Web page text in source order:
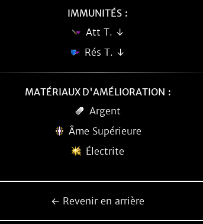
IMMUNITÉS :
Att T. ↓
Rés T. ↓
MATÉRIAUX D'AMÉLIORATION :
Argent
Âme Supérieure
Électrite
← Revenir en arrière